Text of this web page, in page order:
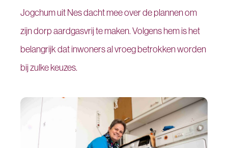
Jogchum uit Nes dacht mee over de plannen om
zijn dorp aardgasvrij te maken. Volgens hem is het
belangrijk dat inwoners al vroeg betrokken worden
bij zulke keuzes.